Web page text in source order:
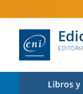
Libros